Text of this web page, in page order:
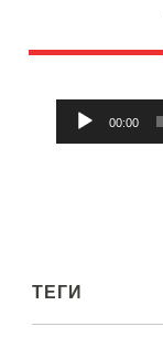
Аудиоплеер
00:00
ТЕГИ